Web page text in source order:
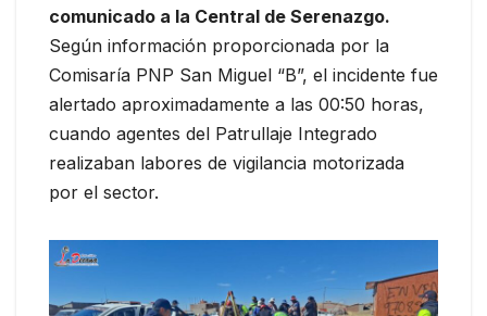
comunicado a la Central de Serenazgo.
Según información proporcionada por la
Comisaría PNP San Miguel “B”, el incidente fue
alertado aproximadamente a las 00:50 horas,
cuando agentes del Patrullaje Integrado
realizaban labores de vigilancia motorizada
por el sector.